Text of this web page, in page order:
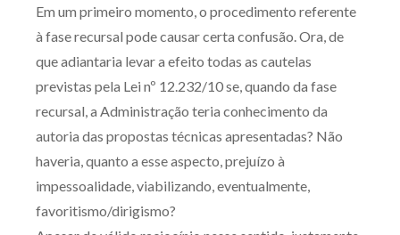
Em um primeiro momento, o procedimento referente
à fase recursal pode causar certa confusão. Ora, de
que adiantaria levar a efeito todas as cautelas
previstas pela Lei nº 12.232/10 se, quando da fase
recursal, a Administração teria conhecimento da
autoria das propostas técnicas apresentadas? Não
haveria, quanto a esse aspecto, prejuízo à
impessoalidade, viabilizando, eventualmente,
favoritismo/dirigismo?